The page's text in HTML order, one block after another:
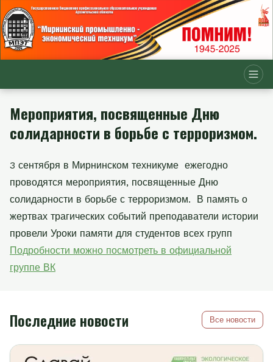
Мероприятия, посвященные Дню
солидарности в борьбе с терроризмом.
3 сентября в Мирнинском техникуме ежегодно
проводятся мероприятия, посвященные Дню
солидарности в борьбе с терроризмом. В память о
жертвах трагических событий преподаватели истории
провели Уроки памяти для студентов всех групп
Подробности можно посмотреть в официальной
группе ВК
Последние новости Все новости